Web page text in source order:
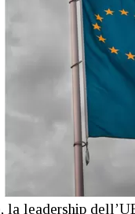
la leadership